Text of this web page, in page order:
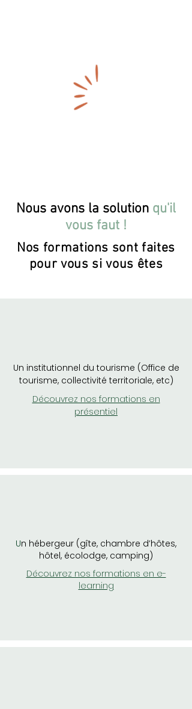
Nous avons la solution qu'il
vous faut !
Nos formations sont faites
pour vous si vous êtes
Un institutionnel du tourisme (Office de
tourisme, collectivité territoriale, etc)
Découvrez nos formations en
présentiel
Un hébergeur (gîte, chambre d’hôtes,
hôtel, écolodge, camping)
Découvrez nos formations en e-
learning